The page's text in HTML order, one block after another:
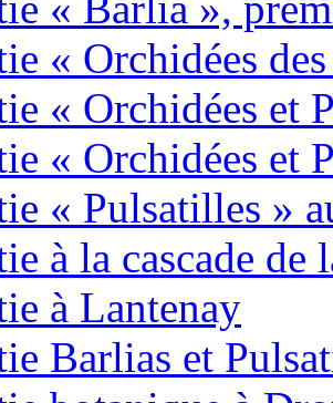
« Orchidées
« Orchidées et
« Orchidées et
« Pulsatilles »
à la cascade de
à Lantenay
Barlias et